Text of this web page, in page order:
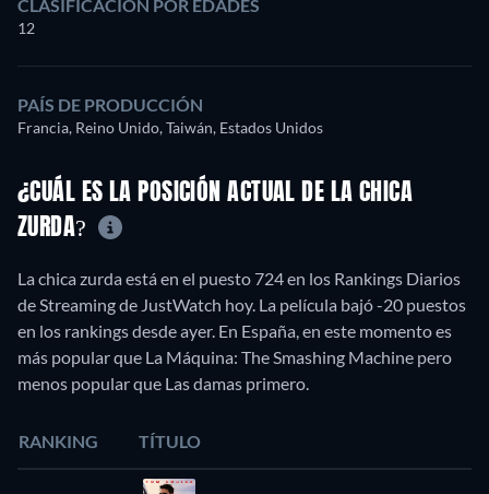
CLASIFICACIÓN POR EDADES
12
PAÍS DE PRODUCCIÓN
Francia, Reino Unido, Taiwán, Estados Unidos
¿CUÁL ES LA POSICIÓN ACTUAL DE LA CHICA
ZURDA?
La chica zurda está en el puesto 724 en los Rankings Diarios
de Streaming de JustWatch hoy. La película bajó -20 puestos
en los rankings desde ayer. En España, en este momento es
más popular que La Máquina: The Smashing Machine pero
menos popular que Las damas primero.
RANKING TÍTULO